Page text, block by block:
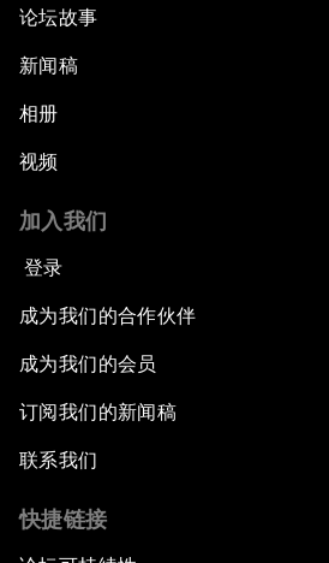
论坛故事
新闻稿
相册
视频
加入我们
登录
成为我们的合作伙伴
成为我们的会员
订阅我们的新闻稿
联系我们
快捷链接